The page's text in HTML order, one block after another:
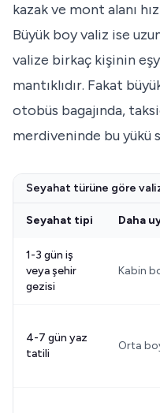
kazak ve mont alanı
Büyük boy valiz ise
valize birkaç kişinin
mantıklıdır. Fakat
otobüs bagajında,
merdiveninde bu yükü
Seyahat türüne göre
Seyahat tipi Daha
1-3 gün iş
veya şehir
gezisi
Kabin
4-7 gün yaz
tatili
Orta